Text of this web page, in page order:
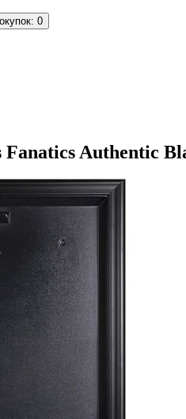
: 0
Authentic